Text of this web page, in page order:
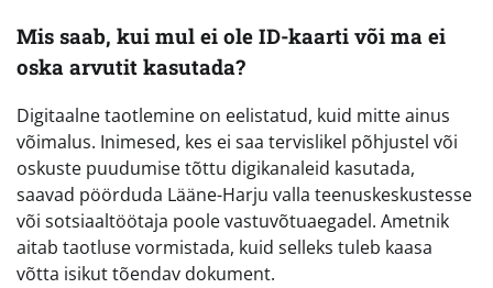
Mis saab, kui mul ei ole ID-kaarti või ma ei
oska arvutit kasutada?
Digitaalne taotlemine on eelistatud, kuid mitte ainus
võimalus. Inimesed, kes ei saa tervislikel põhjustel või
oskuste puudumise tõttu digikanaleid kasutada,
saavad pöörduda Lääne-Harju valla teenuskeskustesse
või sotsiaaltöötaja poole vastuvõtuaegadel. Ametnik
aitab taotluse vormistada, kuid selleks tuleb kaasa
võtta isikut tõendav dokument.